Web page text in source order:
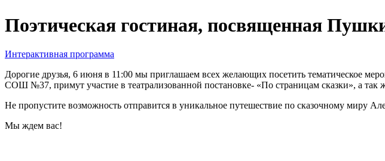
Поэтическая гостиная, посвященная
Интерактивная программа
Дорогие друзья, 6 июня в 11:00 мы приглашаем всех желающих посетить тематическое
СОШ №37, примут участие в театрализованной постановке- «По страницам сказки», а так
Не пропустите возможность отправится в уникальное путешествие по сказочному миру
Мы ждем вас!